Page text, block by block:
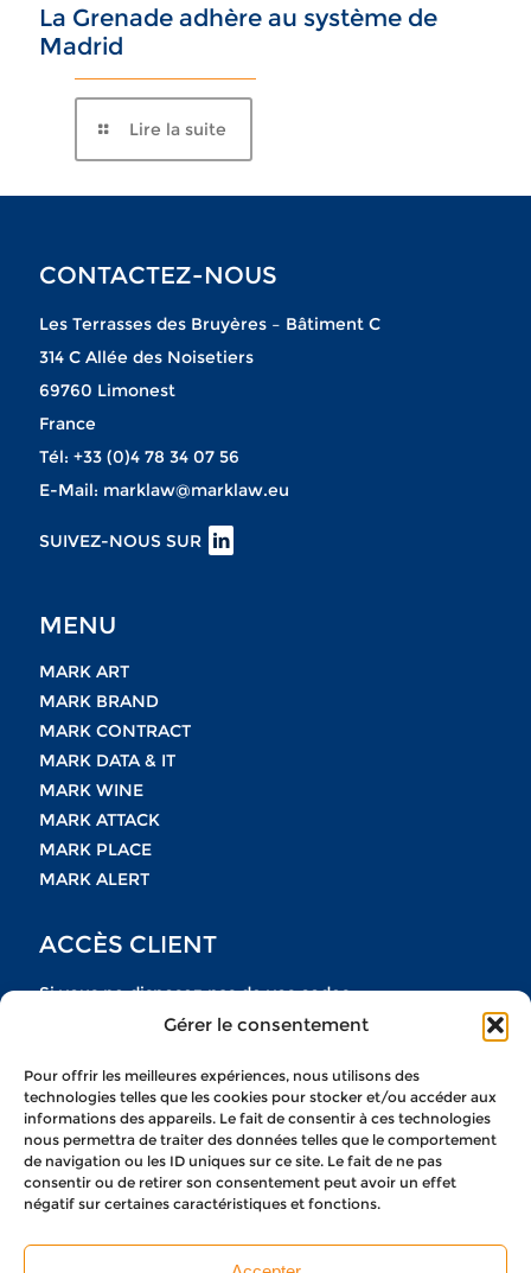
Gérer le consentement
Pour offrir les meilleures expériences, nous utilisons des
technologies telles que les cookies pour stocker et/ou accéder aux
informations des appareils. Le fait de consentir à ces technologies
nous permettra de traiter des données telles que le comportement
de navigation ou les ID uniques sur ce site. Le fait de ne pas
consentir ou de retirer son consentement peut avoir un effet
négatif sur certaines caractéristiques et fonctions.
La Grenade adhère au système de
Madrid
Lire la suite
CONTACTEZ-NOUS
Les Terrasses des Bruyères – Bâtiment C
314 C Allée des Noisetiers
69760 Limonest
France
Tél: +33 (0)4 78 34 07 56
E-Mail: marklaw@marklaw.eu
SUIVEZ-NOUS SUR
MENU
MARK ART
MARK BRAND
MARK CONTRACT
MARK DATA & IT
MARK WINE
MARK ATTACK
MARK PLACE
MARK ALERT
ACCÈS CLIENT
Si vous ne disposez pas de vos codes
n’hésitez pas à nous contacter
NOUS CONTACTER